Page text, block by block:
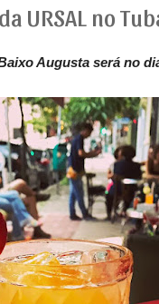
URSAL no
Augusta será no